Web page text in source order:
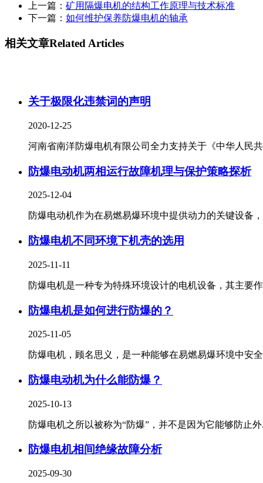
上一篇： 矿用隔爆电机的结构工作原理与技术标准
下一篇： 如何维护保养防爆电机的轴承
相关文章Related Articles
关于极限化违禁词的声明
2020-12-25
河南省南洋防爆电机有限公司全力支持关于《中华人民
防爆电动机两相运行故障机理与保护策略探析
2025-12-04
防爆电动机作为在易燃易爆环境中提供动力的关键设备
防爆电机不同环境下机壳的选用
2025-11-11
防爆电机是一种专为特殊环境设计的电机设备，其主要
防爆电机是如何进行防爆的？
2025-11-05
防爆电机，顾名思义，是一种能够在易燃易爆环境中安
防爆电动机为什么能防爆？
2025-10-13
防爆电机之所以被称为“防爆”，并不是因为它能够防止外
防爆电机相间绝缘故障分析
2025-09-30